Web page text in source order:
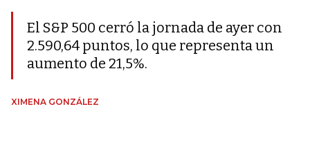
El S&P 500 cerró la jornada de ayer con
2.590,64 puntos, lo que representa un
aumento de 21,5%.
XIMENA GONZÁLEZ